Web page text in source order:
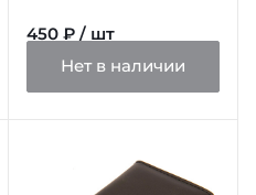
450 ₽ / шт
Нет в наличии